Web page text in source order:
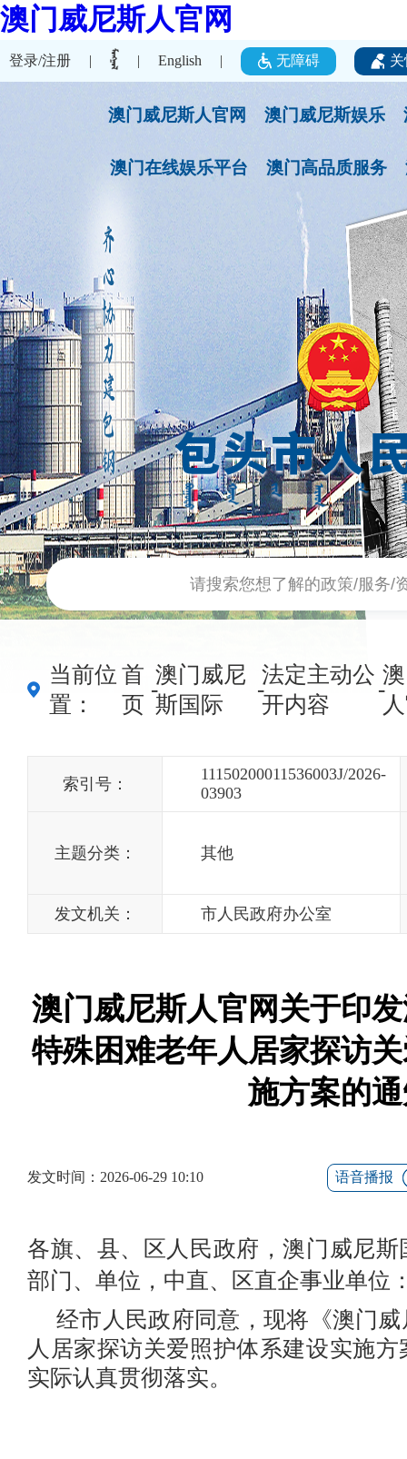
澳门威尼斯人官网
登录/注册 | | English | 无障碍
澳门威尼斯人官网 澳门威尼斯娱乐
澳门在线娱乐平台 澳门高品质服务
当前位
置：
首
页
-
澳门威尼
斯国际
-
法定主动公
开内容
-
索引号：
11150200011536003J/2026-
03903
主题分类： 其他
发文机关： 市人民政府办公室
澳门威尼斯人官网关于印
特殊困难老年人居家探访
施方案的
发文时间：2026-06-29 10:10 语音播报
各旗、县、区人民政府，澳门威尼
部门、单位，中直、区直企事业单位
经市人民政府同意，现将《澳门
人居家探访关爱照护体系建设实施
实际认真贯彻落实。